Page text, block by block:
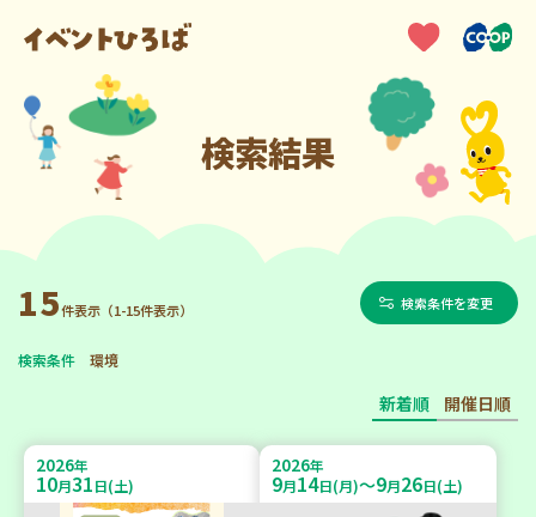
検索結果
15件表示（1-15件表示） 検索条件を変更
検索条件 環境
新着順 開催日順
2026年
10月31日(土)
2026年
9月14日(月)～9月26日(土)